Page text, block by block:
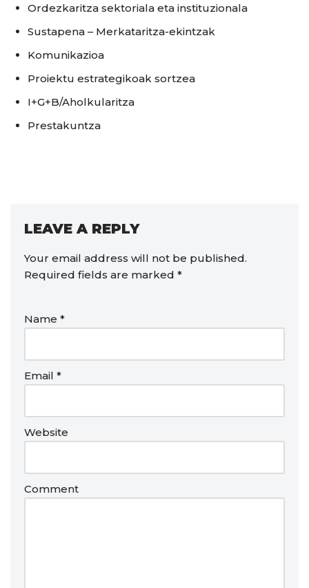
Ordezkaritza sektoriala eta instituzionala
Sustapena – Merkataritza-ekintzak
Komunikazioa
Proiektu estrategikoak sortzea
I+G+B/Aholkularitza
Prestakuntza
LEAVE A REPLY
Your email address will not be published.
Required fields are marked *
Name *
Email *
Website
Comment